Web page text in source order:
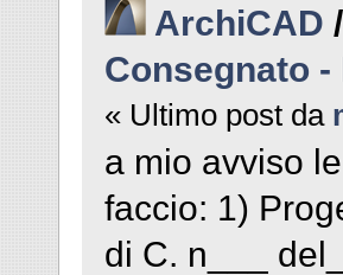
ArchiCAD /
Consegnato
« Ultimo post da
a mio avviso
faccio: 1)
di C. n___